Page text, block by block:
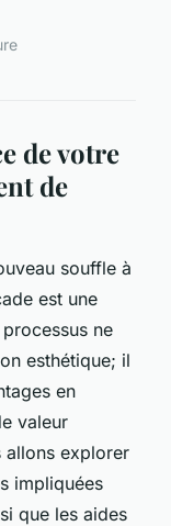
de votre
de
souffle à
est une
ne
esthétique; il
en
valeur
allons explorer
impliquées
que les aides